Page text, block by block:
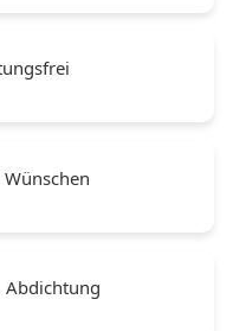
Abdichtung